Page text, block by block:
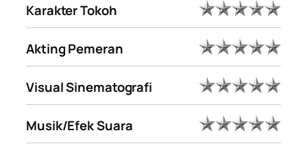
Karakter Tokoh
Akting Pemeran
Visual Sinematografi
Musik/Efek Suara